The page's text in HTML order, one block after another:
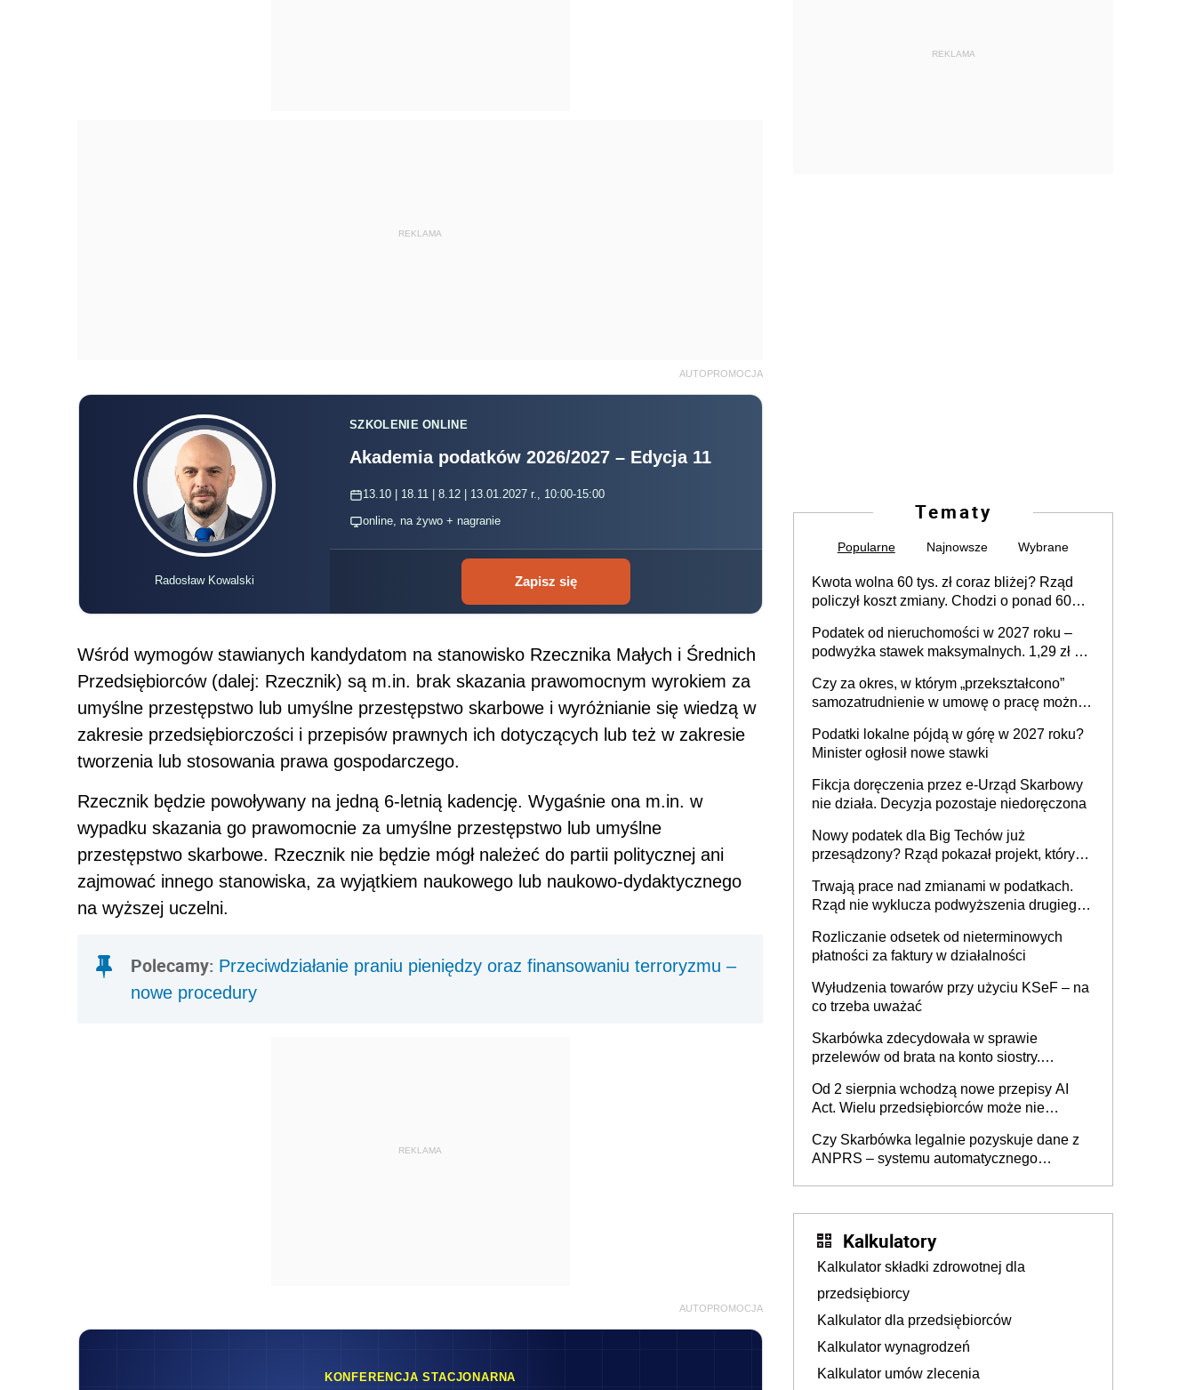
REKLAMA
AUTOPROMOCJA
Radosław Kowalski
SZKOLENIE ONLINE
Akademia podatków 2026/2027 – Edycja 11
13.10 | 18.11 | 8.12 | 13.01.2027 r., 10:00-15:00
online, na żywo + nagranie
Zapisz się
Wśród wymogów stawianych kandydatom na stanowisko Rzecznika Małych i Średnich
Przedsiębiorców (dalej: Rzecznik) są m.in. brak skazania prawomocnym wyrokiem za
umyślne przestępstwo lub umyślne przestępstwo skarbowe i wyróżnianie się wiedzą w
zakresie przedsiębiorczości i przepisów prawnych ich dotyczących lub też w zakresie
tworzenia lub stosowania prawa gospodarczego.
Rzecznik będzie powoływany na jedną 6-letnią kadencję. Wygaśnie ona m.in. w
wypadku skazania go prawomocnie za umyślne przestępstwo lub umyślne
przestępstwo skarbowe. Rzecznik nie będzie mógł należeć do partii politycznej ani
zajmować innego stanowiska, za wyjątkiem naukowego lub naukowo-dydaktycznego
na wyższej uczelni.
Polecamy: Przeciwdziałanie praniu pieniędzy oraz finansowaniu terroryzmu –
nowe procedury
REKLAMA
AUTOPROMOCJA
KONFERENCJA STACJONARNA
REKLAMA
Tematy
Popularne Najnowsze Wybrane
Kwota wolna 60 tys. zł coraz bliżej? Rząd
policzył koszt zmiany. Chodzi o ponad 60
Podatek od nieruchomości w 2027 roku –
podwyżka stawek maksymalnych. 1,29 zł za
budynków i lokali związanych z
prowadzeniem działalności gospodarczej
Czy za okres, w którym „przekształcono”
samozatrudnienie w umowę o pracę można
umowy cywilnoprawnej jedynym
racjonalnym wyjściem
Podatki lokalne pójdą w górę w 2027 roku?
Minister ogłosił nowe stawki
Fikcja doręczenia przez e-Urząd Skarbowy
nie działa. Decyzja pozostaje niedoręczona
Nowy podatek dla Big Techów już
przesądzony? Rząd pokazał projekt, który
Trwają prace nad zmianami w podatkach.
Rząd nie wyklucza podwyższenia drugiego
Rozliczanie odsetek od nieterminowych
płatności za faktury w działalności
Wyłudzenia towarów przy użyciu KSeF – na
co trzeba uważać
Skarbówka zdecydowała w sprawie
przelewów od brata na konto siostry.
darowizna, ale podatku jednak nie będzie
Od 2 sierpnia wchodzą nowe przepisy AI
Act. Wielu przedsiębiorców może nie
Czy Skarbówka legalnie pozyskuje dane z
ANPRS – systemu automatycznego
Kalkulatory
Kalkulator składki zdrowotnej dla
przedsiębiorcy
Kalkulator dla przedsiębiorców
Kalkulator wynagrodzeń
Kalkulator umów zlecenia